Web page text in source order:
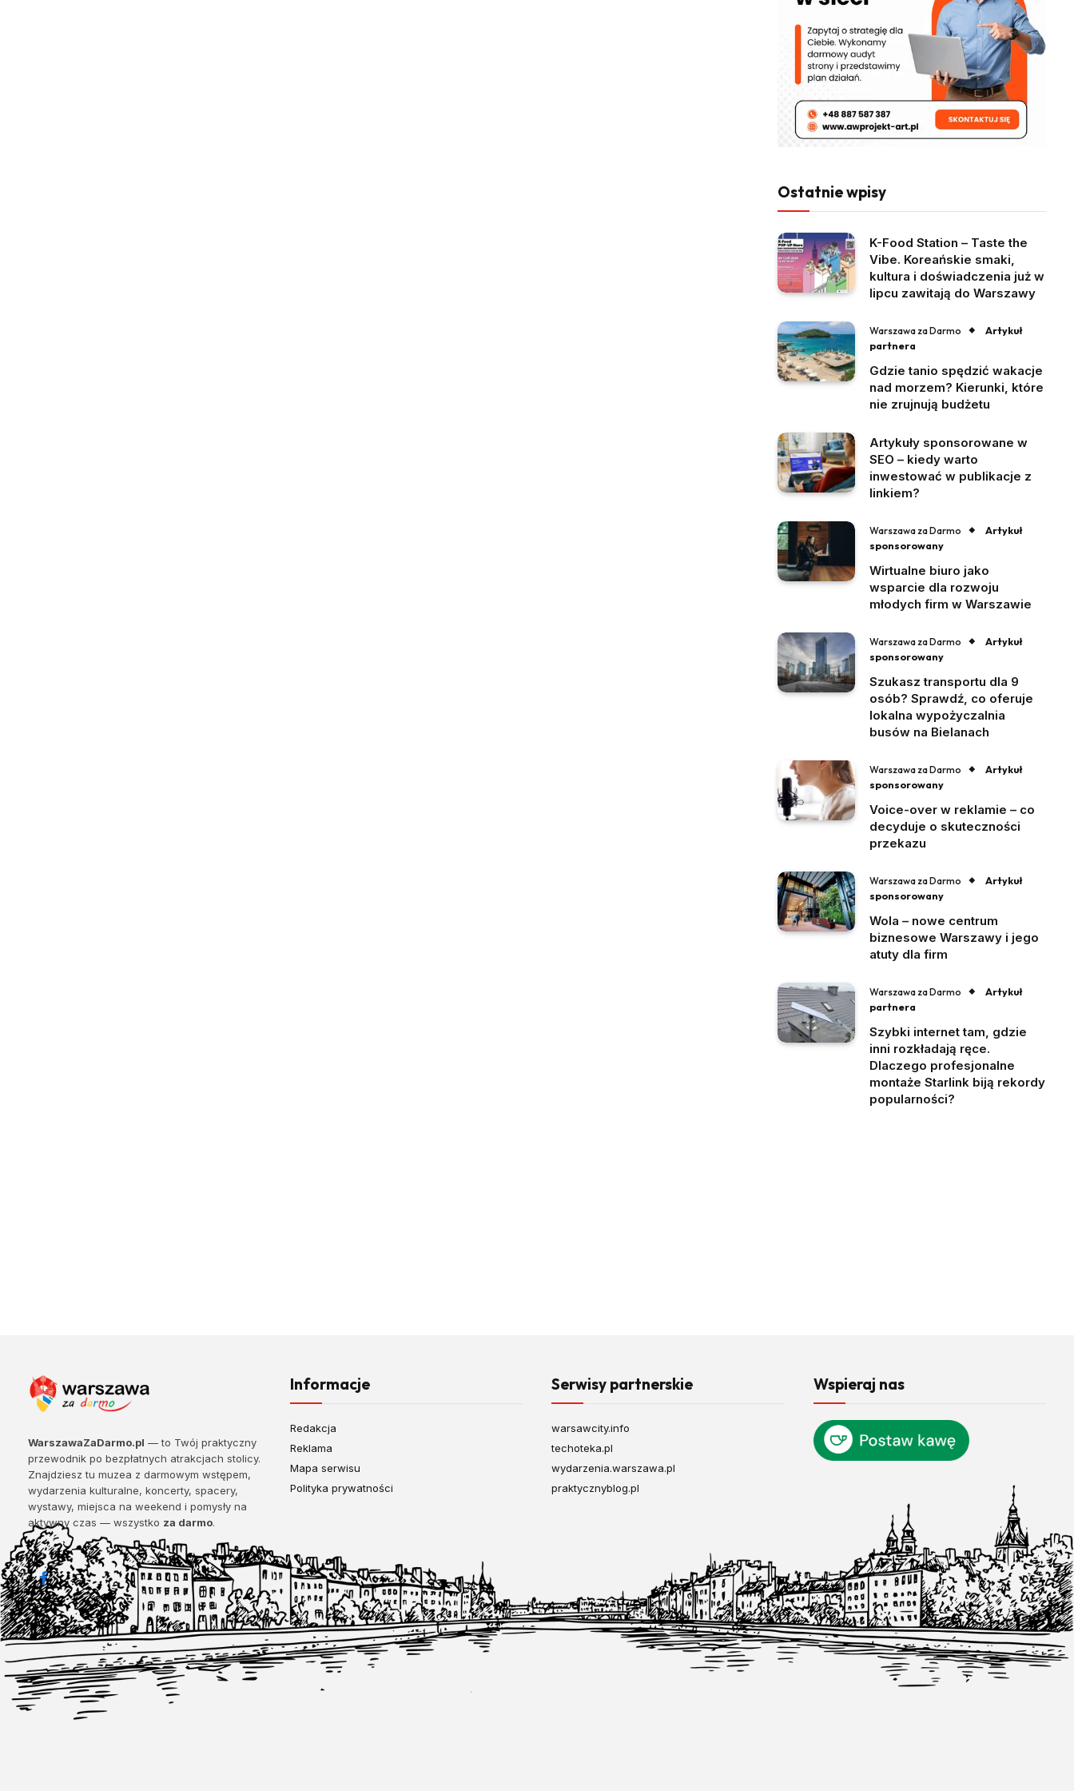
Ostatnie wpisy
K-Food Station – Taste the
Vibe. Koreańskie smaki,
kultura i doświadczenia już w
lipcu zawitają do Warszawy
Warszawa za Darmo
Artykuł
partnera
Gdzie tanio spędzić wakacje
nad morzem? Kierunki, które
nie zrujnują budżetu
Artykuły sponsorowane w
SEO – kiedy warto
inwestować w publikacje z
linkiem?
Warszawa za Darmo
Artykuł
sponsorowany
Wirtualne biuro jako
wsparcie dla rozwoju
młodych firm w Warszawie
Warszawa za Darmo
Artykuł
sponsorowany
Szukasz transportu dla 9
osób? Sprawdź, co oferuje
lokalna wypożyczalnia
busów na Bielanach
Warszawa za Darmo
Artykuł
sponsorowany
Voice-over w reklamie – co
decyduje o skuteczności
przekazu
Warszawa za Darmo
Artykuł
sponsorowany
Wola – nowe centrum
biznesowe Warszawy i jego
atuty dla firm
Warszawa za Darmo
Artykuł
partnera
Szybki internet tam, gdzie
inni rozkładają ręce.
Dlaczego profesjonalne
montaże Starlink biją rekordy
popularności?
WarszawaZaDarmo.pl — to Twój praktyczny
przewodnik po bezpłatnych atrakcjach stolicy.
Znajdziesz tu muzea z darmowym wstępem,
wydarzenia kulturalne, koncerty, spacery,
wystawy, miejsca na weekend i pomysły na
aktywny czas — wszystko za darmo.
Facebook
Informacje
Redakcja
Reklama
Mapa serwisu
Polityka prywatności
Serwisy partnerskie
warsawcity.info
techoteka.pl
wydarzenia.warszawa.pl
praktycznyblog.pl
Wspieraj nas